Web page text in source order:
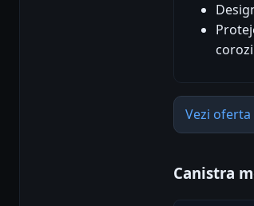
Vezi oferta
Canistra